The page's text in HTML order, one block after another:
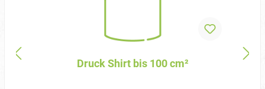
Druck Shirt bis 100 cm²